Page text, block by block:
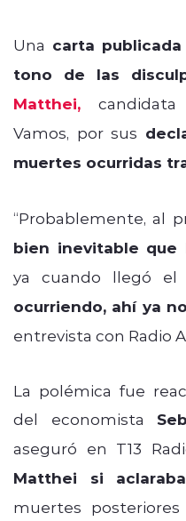
Una carta publicada
tono de las
Matthei,
Vamos, por sus
muertes ocurridas
“Probablemente, al
bien inevitable que
ya cuando llegó el
ocurriendo, ahí ya
entrevista con Radio
La polémica fue
del economista
aseguró en T13
Matthei si
muertes